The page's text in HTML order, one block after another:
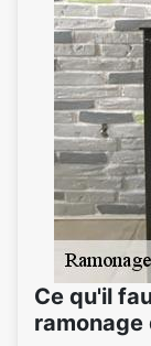
Ce qu'il
ramonage